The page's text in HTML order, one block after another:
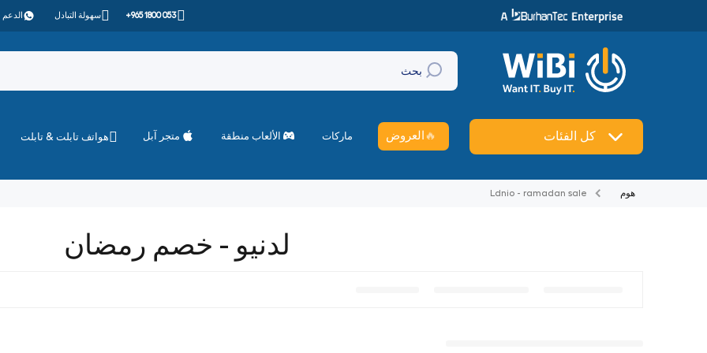
تخطي إلى المحتوى +965 1800 053 سهولة التبادل
بحث
كل الفئات 🔥 العروض ماركات الألعاب منطقة متجر آبل هواتف تابلت & تابلت
هوم Ldnio - ramadan sale
لدنيو - خصم رمضان